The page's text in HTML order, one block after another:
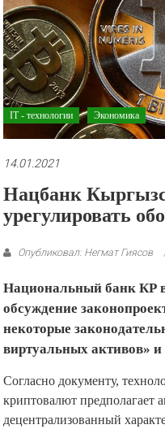
рекламные
ролики
и
презентации.
IT - технологии Экономика
14.01.2021
Нацбанк
урегулировать
Опубликовал: Негмат Гиясов
Национальный банк КР
обсуждение
некоторые
виртуальных активов»
Согласно документу,
криптовалют
децентрализованный